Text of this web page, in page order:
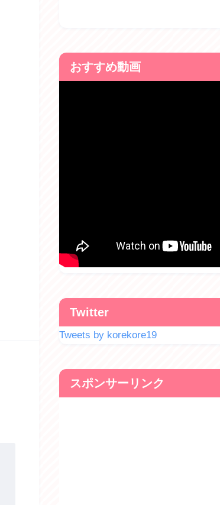
おすすめ動画
Twitter
Tweets by korekore19
スポンサーリンク